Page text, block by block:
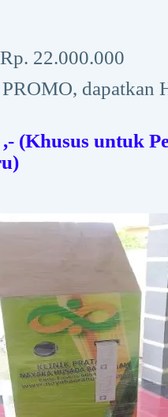
22.000.000
PROMO, dapatkan
(Khusus untuk